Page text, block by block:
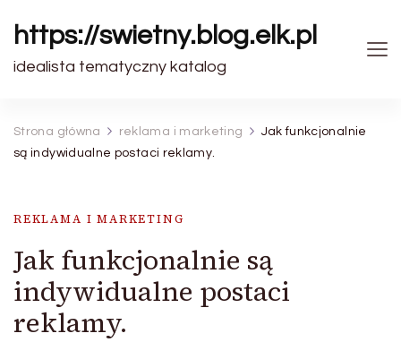
https://swietny.blog.elk.pl
idealista tematyczny katalog
Strona główna reklama i marketing
Jak funkcjonalnie
są indywidualne postaci reklamy.
REKLAMA I MARKETING
Jak funkcjonalnie są
indywidualne postaci
reklamy.